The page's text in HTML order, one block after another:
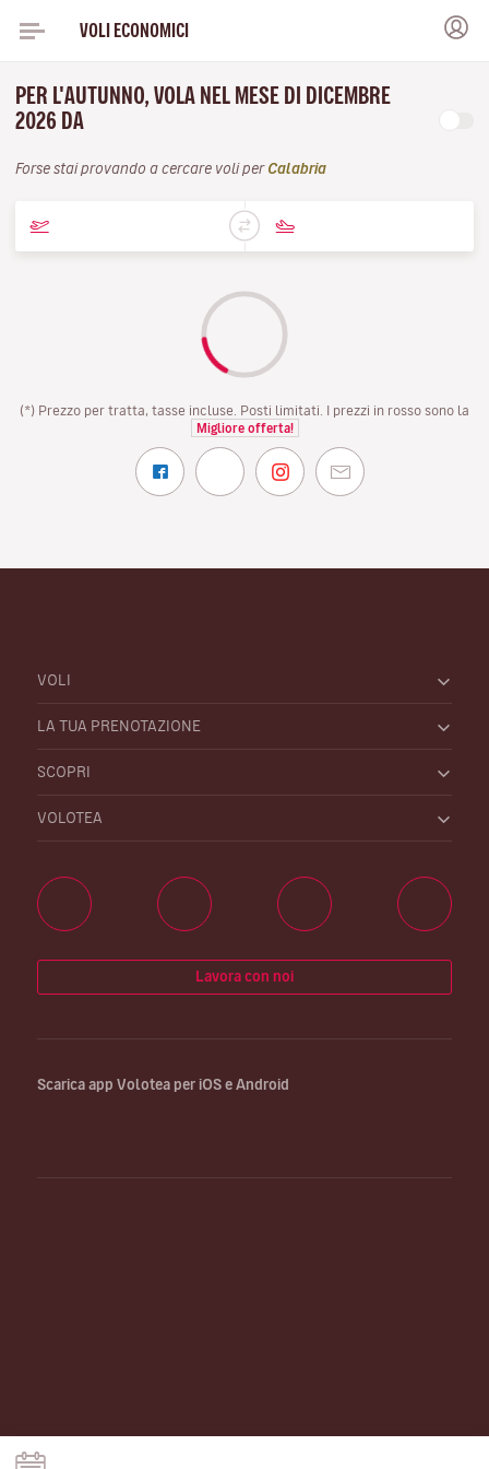
VOLI ECONOMICI
PER L'AUTUNNO, VOLA NEL MESE DI DICEMBRE
2026 DA
Forse stai provando a cercare voli per Calabria
(*) Prezzo per tratta, tasse incluse. Posti limitati. I prezzi in rosso sono la
Migliore offerta!
VOLI
LA TUA PRENOTAZIONE
SCOPRI
VOLOTEA
Lavora con noi
Scarica app Volotea per iOS e Android